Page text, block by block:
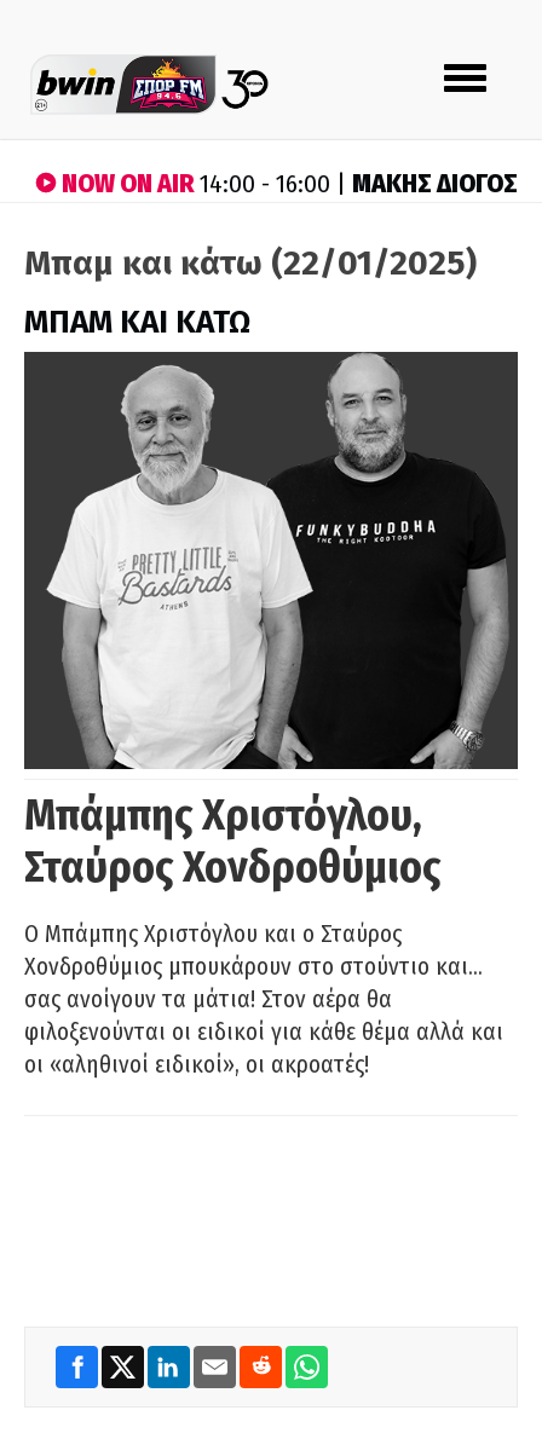
Toggle
navigation
NOW ON AIR14:00 - 16:00 | ΜΑΚΗΣ ΔΙΟΓΟΣ
Μπαμ και κάτω (22/01/2025)
ΜΠΑΜ ΚΑΙ ΚΑΤΩ
Μπάμπης Χριστόγλου,
Σταύρος Χονδροθύμιος
O Μπάμπης Χριστόγλου και ο Σταύρος
Χονδροθύμιος μπουκάρουν στο στούντιο και…
σας ανοίγουν τα μάτια! Στον αέρα θα
φιλοξενούνται οι ειδικοί για κάθε θέμα αλλά και
οι «αληθινοί ειδικοί», οι ακροατές!